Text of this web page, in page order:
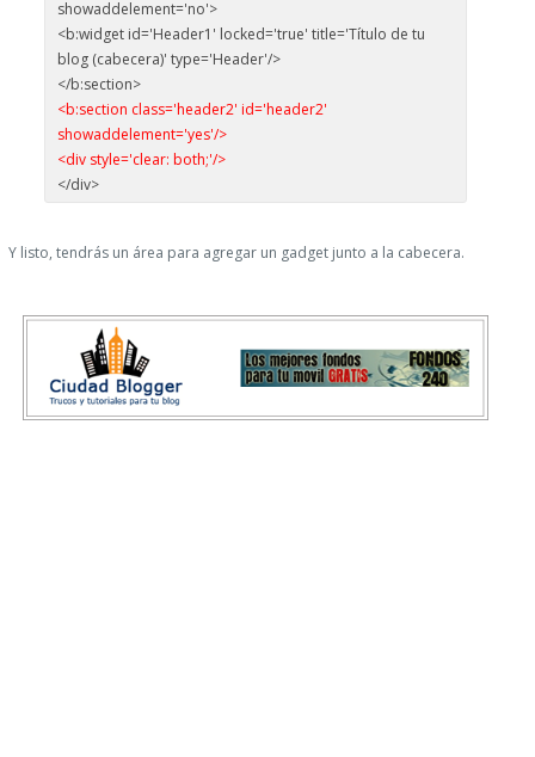
showaddelement='no'>
<b:widget id='Header1' locked='true' title='Título de tu
blog (cabecera)' type='Header'/>
</b:section>
<b:section class='header2' id='header2'
showaddelement='yes'/>
<div style='clear: both;'/>
</div>
Y listo, tendrás un área para agregar un gadget junto a la cabecera.